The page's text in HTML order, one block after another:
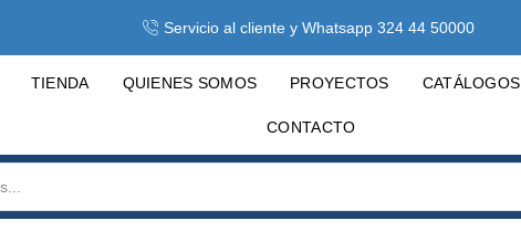
Servicio al cliente y Whatsapp 324 44 50000
TIENDA QUIENES SOMOS PROYECTOS CATÁLOGOS
CONTACTO